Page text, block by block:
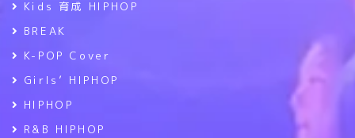
Kids 育成 HIPHOP
BREAK
K-POP Cover
Girls’ HIPHOP
HIPHOP
R&B HIPHOP